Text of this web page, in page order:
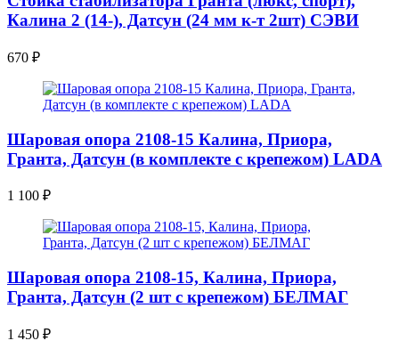
Калина 2 (14-), Датсун (24 мм к-т 2шт) СЭВИ
670 ₽
Шаровая опора 2108-15 Калина, Приора,
Гранта, Датсун (в комплекте с крепежом) LADA
1 100 ₽
Шаровая опора 2108-15, Калина, Приора,
Гранта, Датсун (2 шт с крепежом) БЕЛМАГ
1 450 ₽